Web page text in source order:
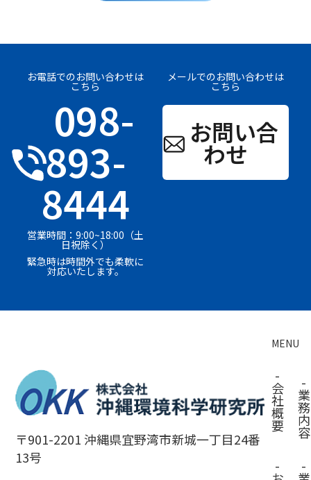
ョ
お電話でのお問い合わせは
こちら
098-
893-
8444
営業時間：9:00~18:00（土
日祝除く）
緊急時は時間外でも柔軟に
対応いたします。
メールでのお問い合わせは
こちら
お問い合
わせ
〒901-2201 沖縄県宜野湾市新城一丁目24番
13号
MENU
-
会
社
概
要
-
業
務
内
容
-
-